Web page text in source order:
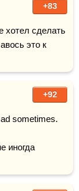
+83
это к
+92
sometimes.
иногда